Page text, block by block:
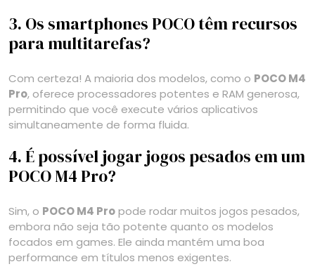
3. Os smartphones POCO têm recursos
para multitarefas?
Com certeza! A maioria dos modelos, como o POCO M4
Pro, oferece processadores potentes e RAM generosa,
permitindo que você execute vários aplicativos
simultaneamente de forma fluida.
4. É possível jogar jogos pesados em um
POCO M4 Pro?
Sim, o POCO M4 Propode rodar muitos jogos pesados,
embora não seja tão potente quanto os modelos
focados em games. Ele ainda mantém uma boa
performance em títulos menos exigentes.